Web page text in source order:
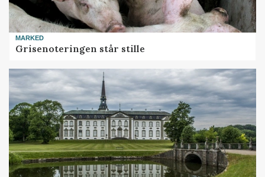
MARKED
Grisenoteringen står stille